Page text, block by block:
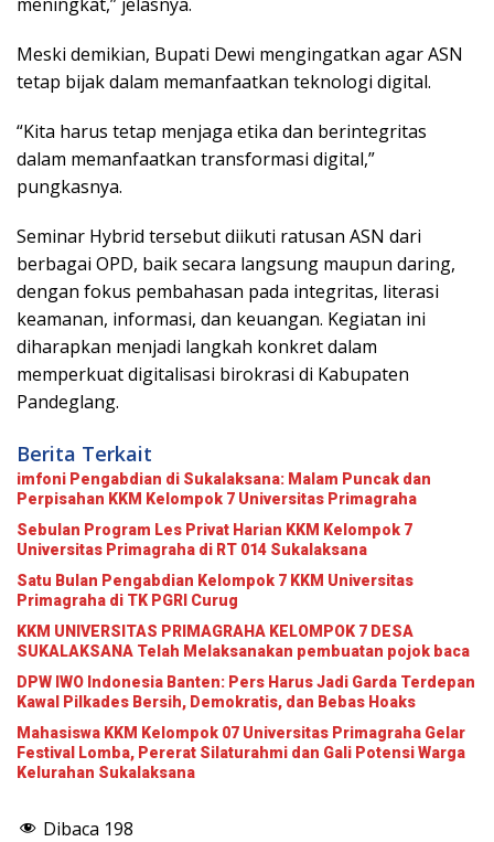
Meski demikian, Bupati Dewi mengingatkan agar ASN
tetap bijak dalam memanfaatkan teknologi digital.
“Kita harus tetap menjaga etika dan berintegritas
dalam memanfaatkan transformasi digital,”
pungkasnya.
Seminar Hybrid tersebut diikuti ratusan ASN dari
berbagai OPD, baik secara langsung maupun daring,
dengan fokus pembahasan pada integritas, literasi
keamanan, informasi, dan keuangan. Kegiatan ini
diharapkan menjadi langkah konkret dalam
memperkuat digitalisasi birokrasi di Kabupaten
Pandeglang.
Berita Terkait
imfoni Pengabdian di Sukalaksana: Malam Puncak dan
Perpisahan KKM Kelompok 7 Universitas Primagraha
Sebulan Program Les Privat Harian KKM Kelompok 7
Universitas Primagraha di RT 014 Sukalaksana
Satu Bulan Pengabdian Kelompok 7 KKM Universitas
Primagraha di TK PGRI Curug
KKM UNIVERSITAS PRIMAGRAHA KELOMPOK 7 DESA
SUKALAKSANA Telah Melaksanakan pembuatan pojok baca
DPW IWO Indonesia Banten: Pers Harus Jadi Garda Terdepan
Kawal Pilkades Bersih, Demokratis, dan Bebas Hoaks
Mahasiswa KKM Kelompok 07 Universitas Primagraha Gelar
Festival Lomba, Pererat Silaturahmi dan Gali Potensi Warga
Kelurahan Sukalaksana
Dibaca 198